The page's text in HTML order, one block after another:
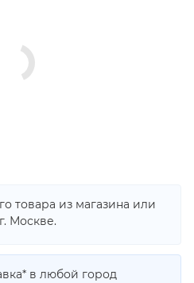
товара из магазина или
Москве.
в любой город